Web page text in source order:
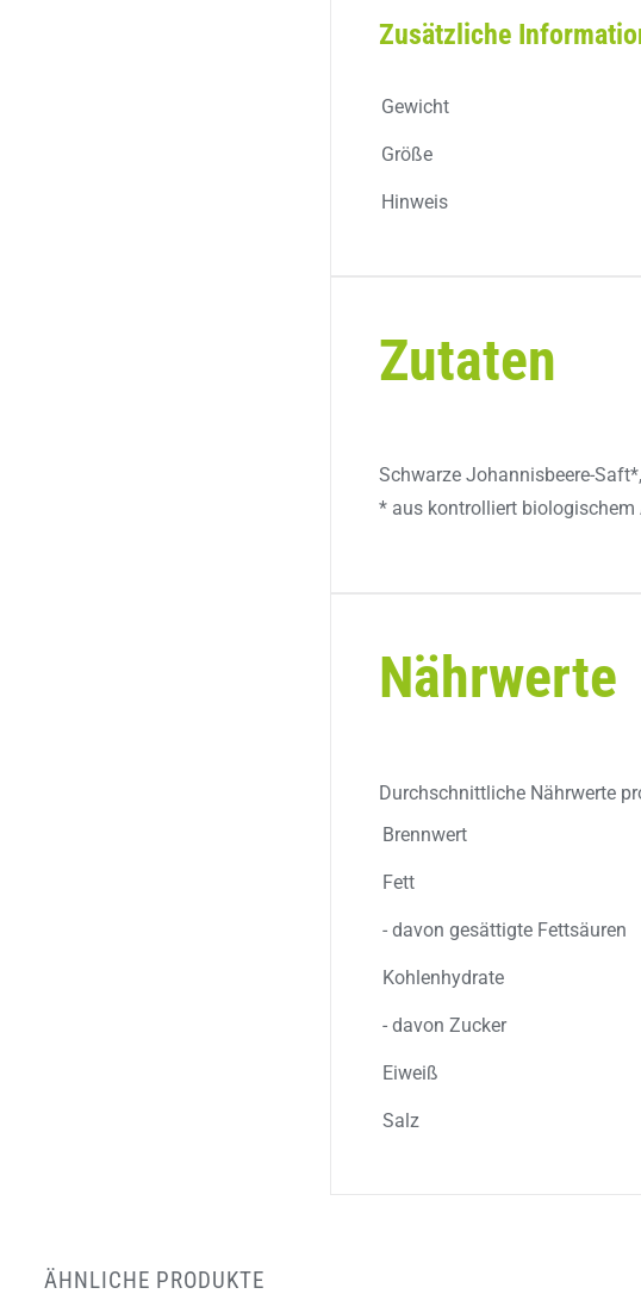
Zusätzliche
Gewicht
Größe
Hinweis
Zutaten
Schwarze Johannisbeere-
* aus kontrolliert biologischem
Nährwerte
Durchschnittliche Nährwerte
Brennwert
Fett
- davon gesättigte Fettsäuren
Kohlenhydrate
- davon Zucker
Eiweiß
Salz
ÄHNLICHE PRODUKTE